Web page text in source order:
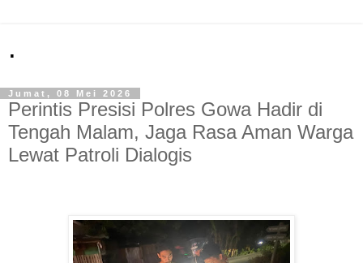
.
Jumat, 08 Mei 2026
Perintis Presisi Polres Gowa Hadir di
Tengah Malam, Jaga Rasa Aman Warga
Lewat Patroli Dialogis